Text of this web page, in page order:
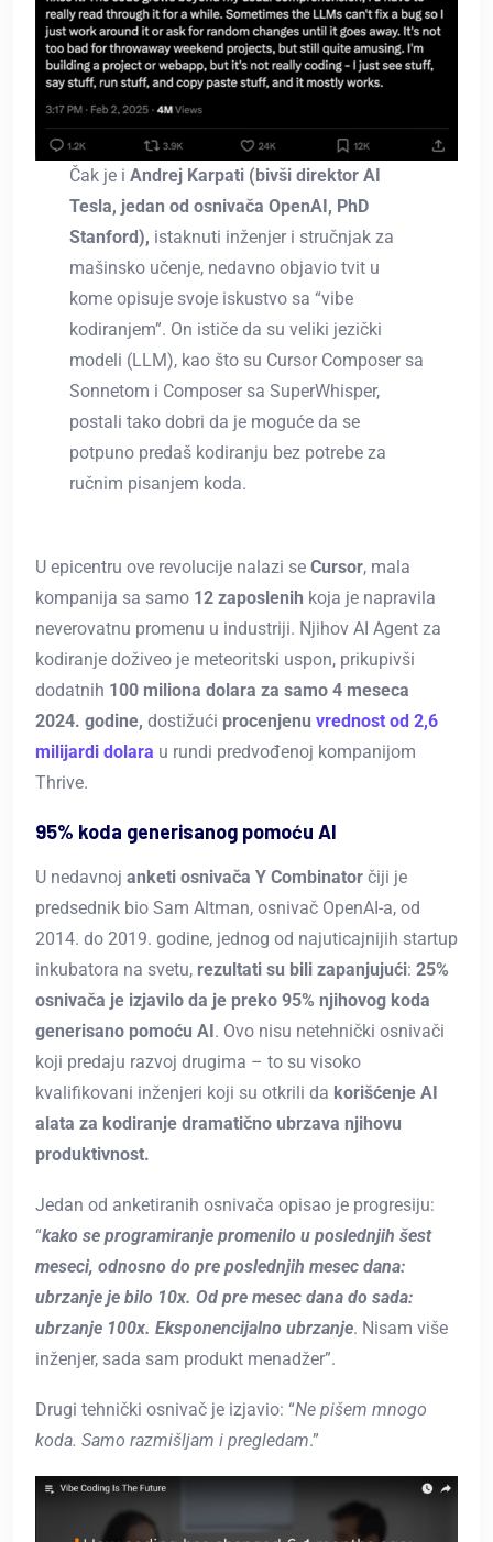
Čak je i Andrej Karpati (bivši direktor AI
Tesla, jedan od osnivača OpenAI, PhD
Stanford), istaknuti inženjer i stručnjak za
mašinsko učenje, nedavno objavio tvit u
kome opisuje svoje iskustvo sa “vibe
kodiranjem”. On ističe da su veliki jezički
modeli (LLM), kao što su Cursor Composer sa
Sonnetom i Composer sa SuperWhisper,
postali tako dobri da je moguće da se
potpuno predaš kodiranju bez potrebe za
ručnim pisanjem koda.
U epicentru ove revolucije nalazi se Cursor, mala
kompanija sa samo 12 zaposlenih koja je napravila
neverovatnu promenu u industriji. Njihov AI Agent za
kodiranje doživeo je meteoritski uspon, prikupivši
dodatnih 100 miliona dolara za samo 4 meseca
2024. godine, dostižući procenjenu vrednost od 2,6
milijardi dolara u rundi predvođenoj kompanijom
Thrive.
95% koda generisanog pomoću AI
U nedavnoj anketi osnivača Y Combinator čiji je
predsednik bio Sam Altman, osnivač OpenAI-a, od
2014. do 2019. godine, jednog od najuticajnijih startup
inkubatora na svetu, rezultati su bili zapanjujući: 25%
osnivača je izjavilo da je preko 95% njihovog koda
generisano pomoću AI . Ovo nisu netehničkі osnivači
koji predaju razvoj drugima – to su visoko
kvalifikovani inženjeri koji su otkrili da korišćenje AI
alata za kodiranje dramatično ubrzava njihovu
produktivnost.
Jedan od anketiranih osnivača opisao je progresiju:
“kako se programiranje promenilo u poslednjih šest
meseci, odnosno do pre poslednjih mesec dana:
ubrzanje je bilo 10x. Od pre mesec dana do sada:
ubrzanje 100x. Eksponencijalno ubrzanje. Nisam više
inženjer, sada sam produkt menadžer”.
Drugi tehnički osnivač je izjavio: “Ne pišem mnogo
koda. Samo razmišljam i pregledam.”